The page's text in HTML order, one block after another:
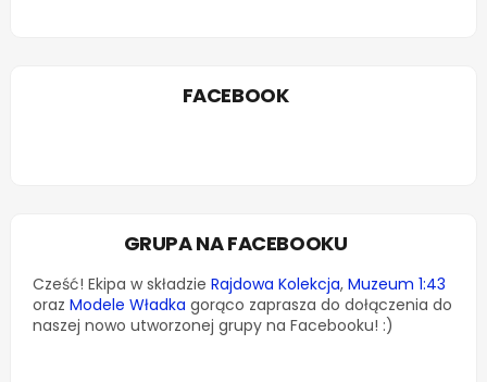
FACEBOOK
GRUPA NA FACEBOOKU
Cześć! Ekipa w składzie Rajdowa Kolekcja, Muzeum 1:43
oraz Modele Władka gorąco zaprasza do dołączenia do
naszej nowo utworzonej grupy na Facebooku! :)